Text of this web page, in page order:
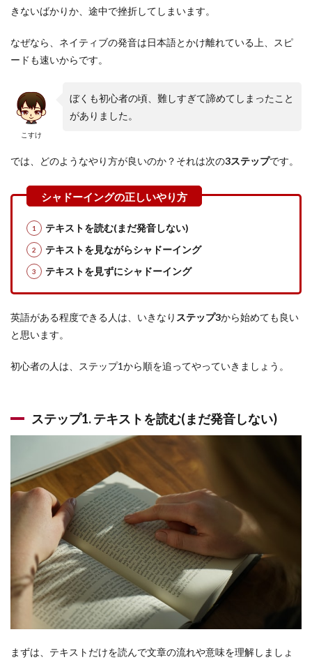
きないばかりか、途中で挫折してしまいます。
なぜなら、ネイティブの発音は日本語とかけ離れている上、スピ
ードも速いからです。
こすけ
ぼくも初心者の頃、難しすぎて諦めてしまったこと
がありました。
では、どのようなやり方が良いのか？それは次の3ステップです。
テキストを読む(まだ発音しない)
テキストを見ながらシャドーイング
テキストを見ずにシャドーイング
英語がある程度できる人は、いきなり ステップ3から始めても良い
と思います。
初心者の人は、ステップ1から順を追ってやっていきましょう。
ステップ1. テキストを読む(まだ発音しない)
まずは、テキストだけを読んで文章の流れや意味を理解しましょ